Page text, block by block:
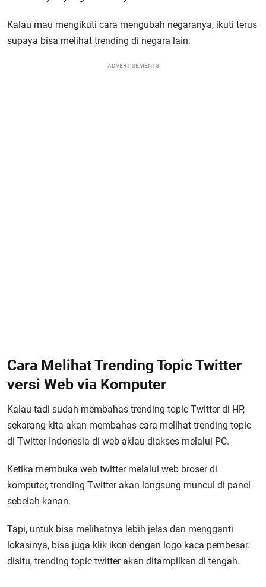
Kalau mau mengikuti cara mengubah negaranya, ikuti terus
supaya bisa melihat trending di negara lain.
ADVERTISEMENTS
Cara Melihat Trending Topic Twitter
versi Web via Komputer
Kalau tadi sudah membahas trending topic Twitter di HP,
sekarang kita akan membahas cara melihat trending topic
di Twitter Indonesia di web aklau diakses melalui PC.
Ketika membuka web twitter melalui web broser di
komputer, trending Twitter akan langsung muncul di panel
sebelah kanan.
Tapi, untuk bisa melihatnya lebih jelas dan mengganti
lokasinya, bisa juga klik ikon dengan logo kaca pembesar.
disitu, trending topic twitter akan ditampilkan di tengah.